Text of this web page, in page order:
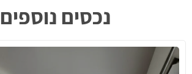
נכסים נוספים